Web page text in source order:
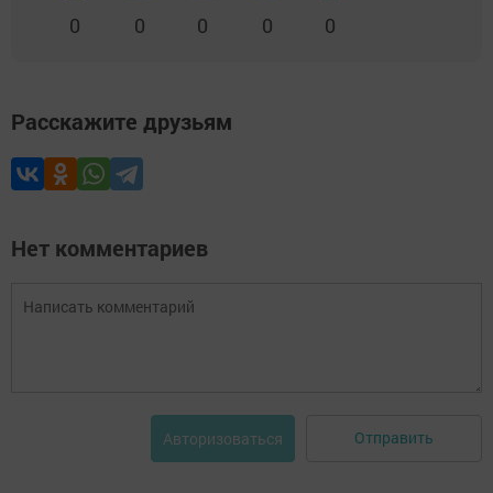
0 0 0 0 0
Расскажите друзьям
Нет комментариев
Авторизоваться Отправить